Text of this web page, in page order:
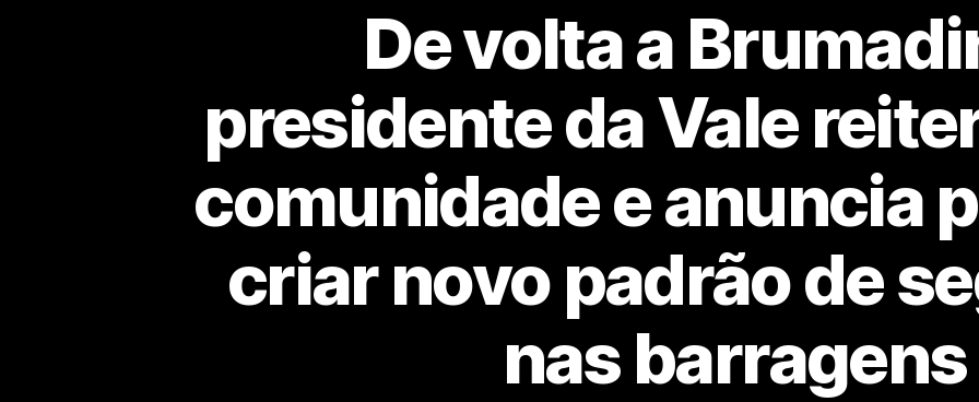
De volta a
presidente da Vale
comunidade e anuncia
criar novo padrão de
nas barragens